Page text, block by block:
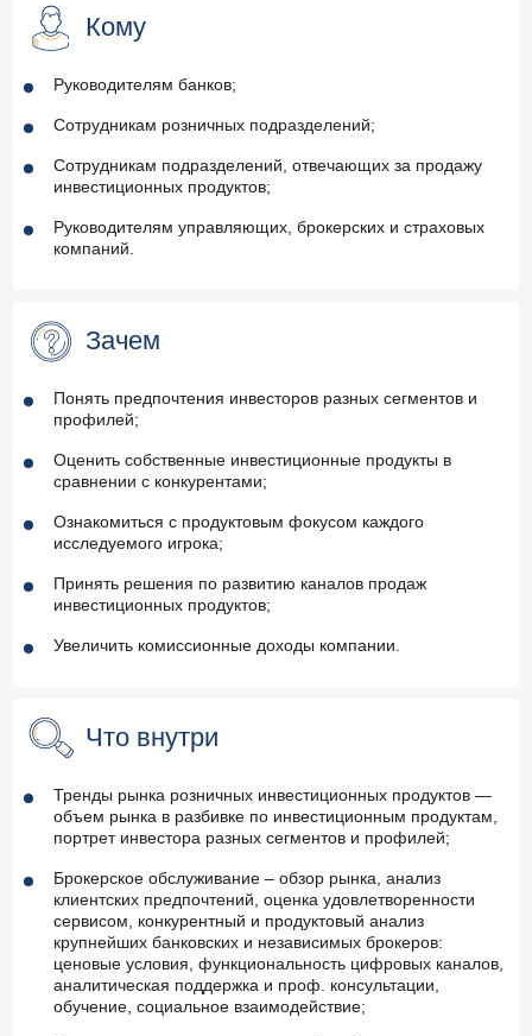
Кому
Руководителям банков;
Сотрудникам розничных подразделений;
Сотрудникам подразделений, отвечающих за продажу
инвестиционных продуктов;
Руководителям управляющих, брокерских и страховых
компаний.
Зачем
Понять предпочтения инвесторов разных сегментов и
профилей;
Оценить собственные инвестиционные продукты в
сравнении с конкурентами;
Ознакомиться с продуктовым фокусом каждого
исследуемого игрока;
Принять решения по развитию каналов продаж
инвестиционных продуктов;
Увеличить комиссионные доходы компании.
Что внутри
Тренды рынка розничных инвестиционных продуктов —
объем рынка в разбивке по инвестиционным продуктам,
портрет инвестора разных сегментов и профилей;
Брокерское обслуживание – обзор рынка, анализ
клиентских предпочтений, оценка удовлетворенности
сервисом, конкурентный и продуктовый анализ
крупнейших банковских и независимых брокеров:
ценовые условия, функциональность цифровых каналов,
аналитическая поддержка и проф. консультации,
обучение, социальное взаимодействие;